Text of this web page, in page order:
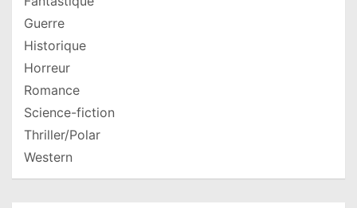
Guerre
Historique
Horreur
Romance
Science-fiction
Thriller/Polar
Western